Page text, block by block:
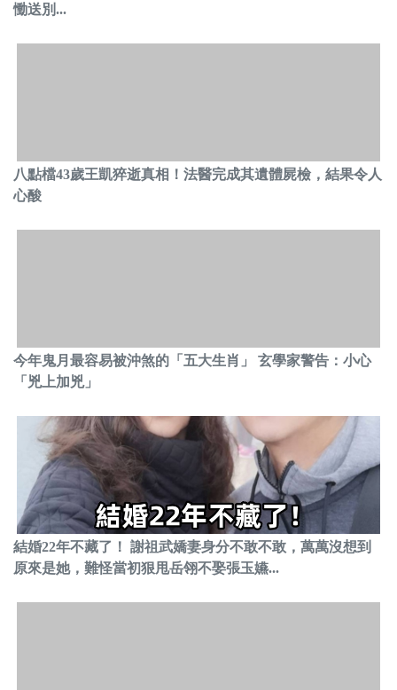
慟送別...
八點檔43歲王凱猝逝真相！法醫完成其遺體屍檢，結果令人
心酸
今年鬼月最容易被沖煞的「五大生肖」 玄學家警告：小心
「兇上加兇」
結婚22年不藏了！ 謝祖武嬌妻身分不敢不敢，萬萬沒想到
原來是她，難怪當初狠甩岳翎不娶張玉嬿...